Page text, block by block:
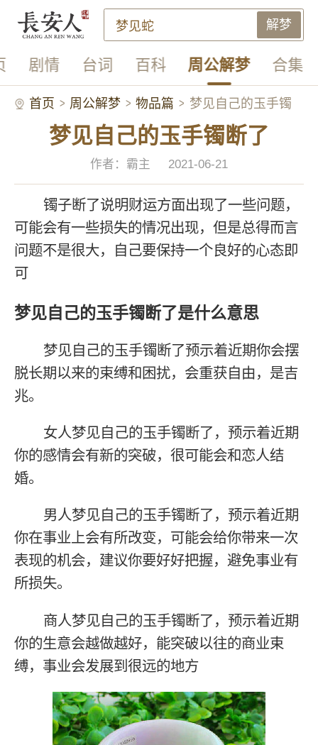
解梦
剧情 台词 百科 周公解梦 合集
首页 周公解梦 物品篇 梦见自己的玉手镯
断了
梦见自己的玉手镯断了
作者：霸主 2021-06-21
镯子断了说明财运方面出现了一些问题，
可能会有一些损失的情况出现，但是总得而言
问题不是很大，自己要保持一个良好的心态即
可
梦见自己的玉手镯断了是什么意思
梦见自己的玉手镯断了预示着近期你会摆
脱长期以来的束缚和困扰，会重获自由，是吉
兆。
女人梦见自己的玉手镯断了，预示着近期
你的感情会有新的突破，很可能会和恋人结
婚。
男人梦见自己的玉手镯断了，预示着近期
你在事业上会有所改变，可能会给你带来一次
表现的机会，建议你要好好把握，避免事业有
所损失。
商人梦见自己的玉手镯断了，预示着近期
你的生意会越做越好，能突破以往的商业束
缚，事业会发展到很远的地方